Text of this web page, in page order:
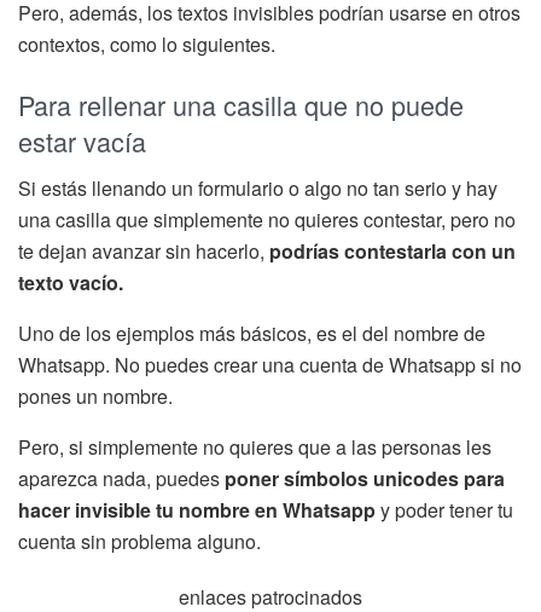
Pero, además, los textos invisibles podrían usarse en otros
contextos, como lo siguientes.
Para rellenar una casilla que no puede
estar vacía
Si estás llenando un formulario o algo no tan serio y hay
una casilla que simplemente no quieres contestar, pero no
te dejan avanzar sin hacerlo, podrías contestarla con un
texto vacío.
Uno de los ejemplos más básicos, es el del nombre de
Whatsapp. No puedes crear una cuenta de Whatsapp si no
pones un nombre.
Pero, si simplemente no quieres que a las personas les
aparezca nada, puedes poner símbolos unicodes para
hacer invisible tu nombre en Whatsappy poder tener tu
cuenta sin problema alguno.
enlaces patrocinados